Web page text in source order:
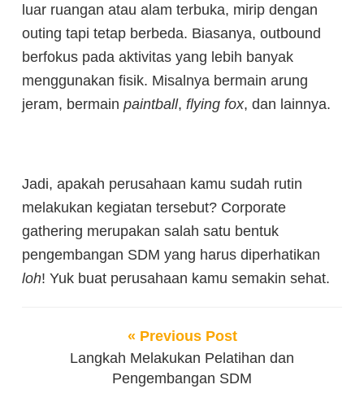
luar ruangan atau alam terbuka, mirip dengan
outing tapi tetap berbeda. Biasanya, outbound
berfokus pada aktivitas yang lebih banyak
menggunakan fisik. Misalnya bermain arung
jeram, bermain paintball, flying fox, dan lainnya.
Jadi, apakah perusahaan kamu sudah rutin
melakukan kegiatan tersebut? Corporate
gathering merupakan salah satu bentuk
pengembangan SDM yang harus diperhatikan
loh! Yuk buat perusahaan kamu semakin sehat.
« Previous Post
Langkah Melakukan Pelatihan dan
Pengembangan SDM